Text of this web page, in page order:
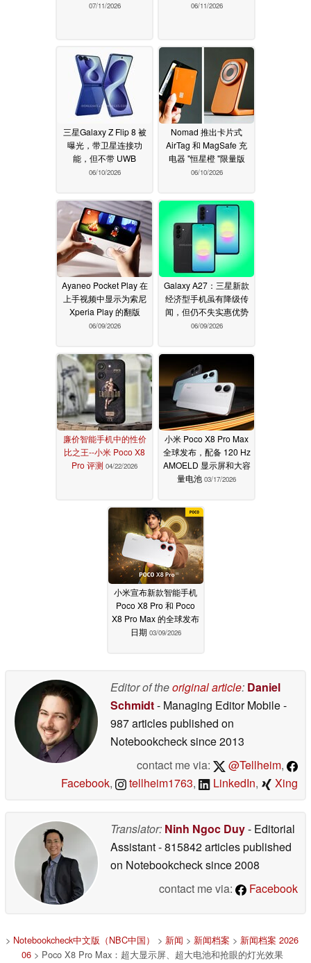
07/11/2026 06/11/2026
三星Galaxy Z Flip 8 被
曝光，带卫星连接功
能，但不带 UWB
06/10/2026
Nomad 推出卡片式
AirTag 和 MagSafe 充
电器 "恒星橙 "限量版
06/10/2026
Ayaneo Pocket Play 在
上手视频中显示为索尼
Xperia Play 的翻版
06/09/2026
Galaxy A27：三星新款
经济型手机虽有降级传
闻，但仍不失实惠优势
06/09/2026
廉价智能手机中的性价
比之王--小米 Poco X8
Pro 评测 04/22/2026
小米 Poco X8 Pro Max
全球发布，配备 120 Hz
AMOELD 显示屏和大容
量电池 03/17/2026
小米宣布新款智能手机
Poco X8 Pro 和 Poco
X8 Pro Max 的全球发布
日期 03/09/2026
Editor of theoriginal article: Daniel
Schmidt- Managing Editor Mobile-
987 articles published on
Notebookchecksince 2013
contact me via:
@Tellheim,
Facebook, tellheim1763, LinkedIn, Xing
Translator: Ninh Ngoc Duy- Editorial
Assistant- 815842 articles published
on Notebookchecksince 2008
contact me via:
Facebook
> Notebookcheck中文版（NBC中国） > 新闻 > 新闻档案 > 新闻档案 2026
06> Poco X8 Pro Max：超大显示屏、超大电池和抢眼的灯光效果